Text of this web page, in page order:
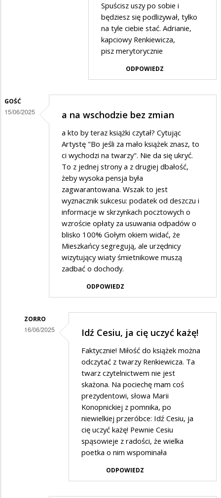
Spuścisz uszy po sobie i
będziesz się podlizywał, tylko
na tyle ciebie stać. Adrianie,
kapciowy Renkiewicza,
pisz merytorycznie
ODPOWIEDZ
GOŚĆ
15/06/2025 a na wschodzie bez zmian
a kto by teraz książki czytał? Cytując
Artystę "Bo jeśli za mało książek znasz, to
ci wychodzi na twarzy". Nie da się ukryć.
To z jednej strony a z drugiej dbałość,
żeby wysoka pensja była
zagwarantowana. Wszak to jest
wyznacznik sukcesu: podatek od deszczu i
informacje w skrzynkach pocztowych o
wzroście opłaty za usuwania odpadów o
blisko 100% Gołym okiem widać, że
Mieszkańcy segregują, ale urzędnicy
wizytujący wiaty śmietnikowe muszą
zadbać o dochody.
ODPOWIEDZ
ZORRO
16/06/2025 Idź Cesiu, ja cię uczyć każę!
Faktycznie! Miłość do książek można
odczytać z twarzy Renkiewicza. Ta
twarz czytelnictwem nie jest
skażona. Na pociechę mam coś
prezydentowi, słowa Marii
Konopnickiej z pomnika, po
niewielkiej przeróbce: Idź Cesiu, ja
cię uczyć każę! Pewnie Cesiu
spąsowieje z radości, że wielka
poetka o nim wspominała
ODPOWIEDZ